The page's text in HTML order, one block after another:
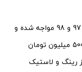
207 اتومات با استقبال خوبی در سال‌های 97 و 98 مواجه شده و
حالا یکی از بهترین گزینه‌ها در رنج قیمتی 500 میلیون تومان
رینگ و لاستیک